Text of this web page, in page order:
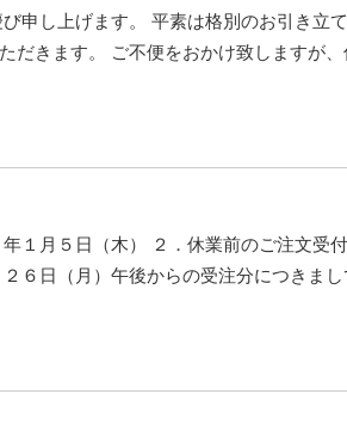
申し上げます。 平素は格別のお引き立
だきます。 ご不便をおかけ致しますが
１月５日（木） ２．休業前のご注文受
６日（月）午後からの受注分につきま